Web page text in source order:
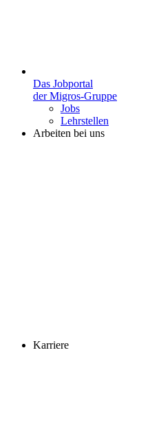
Das Jobportal
der Migros-Gruppe
Jobs
Lehrstellen
Arbeiten bei uns
Karriere